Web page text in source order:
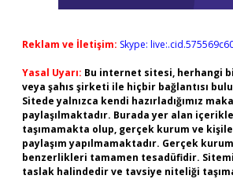
Reklam ve İletişim: Skype:
Yasal Uyarı: Bu internet sitesi, herhangi
veya şahıs şirketi ile hiçbir bağlantısı
Sitede yalnızca kendi hazırladığımız
paylaşılmaktadır. Burada yer alan
taşımamakta olup, gerçek kurum ve
paylaşım yapılmamaktadır. Gerçek
benzerlikleri tamamen tesadüfidir.
taslak halindedir ve tavsiye niteliği